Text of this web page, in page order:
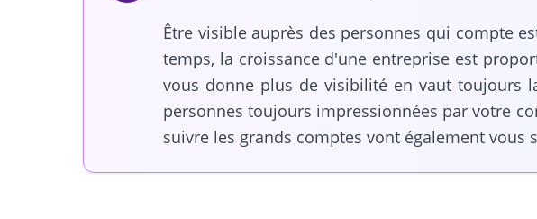
Être visible auprès des personnes qui compte
temps, la croissance d'une entreprise est
vous donne plus de visibilité en vaut toujours
personnes toujours impressionnées par votre
suivre les grands comptes vont également